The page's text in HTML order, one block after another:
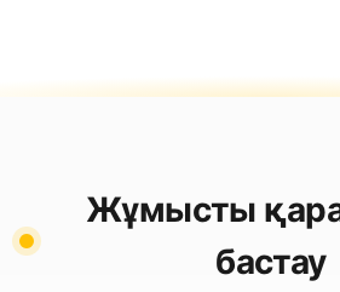
Жұмысты
бастау